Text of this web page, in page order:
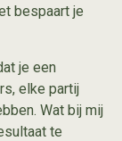
bespaart je
je een
elke partij
Wat bij mij
te